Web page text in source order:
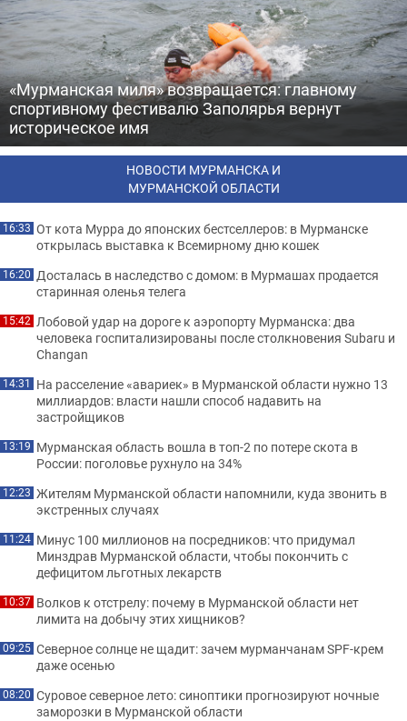
«Мурманская миля» возвращается: главному
спортивному фестивалю Заполярья вернут
историческое имя
НОВОСТИ МУРМАНСКА И
МУРМАНСКОЙ ОБЛАСТИ
16:33 От кота Мурра до японских бестселлеров: в Мурманске
открылась выставка к Всемирному дню кошек
16:20 Досталась в наследство с домом: в Мурмашах продается
старинная оленья телега
15:42 Лобовой удар на дороге к аэропорту Мурманска: два
человека госпитализированы после столкновения Subaru и
Changan
14:31 На расселение «авариек» в Мурманской области нужно 13
миллиардов: власти нашли способ надавить на
застройщиков
13:19 Мурманская область вошла в топ-2 по потере скота в
России: поголовье рухнуло на 34%
12:23 Жителям Мурманской области напомнили, куда звонить в
экстренных случаях
11:24 Минус 100 миллионов на посредников: что придумал
Минздрав Мурманской области, чтобы покончить с
дефицитом льготных лекарств
10:37 Волков к отстрелу: почему в Мурманской области нет
лимита на добычу этих хищников?
09:25 Северное солнце не щадит: зачем мурманчанам SPF-крем
даже осенью
08:20 Суровое северное лето: синоптики прогнозируют ночные
заморозки в Мурманской области